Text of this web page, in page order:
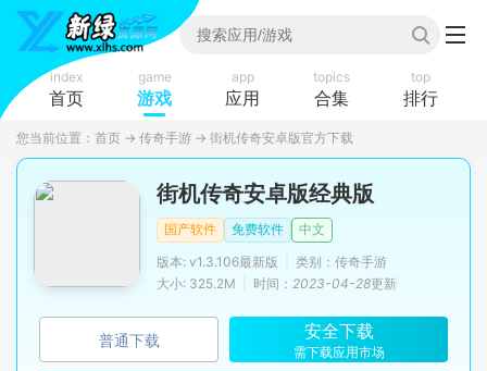
index
首页
game
游戏
app
应用
topics
合集
top
排行
您当前位置： 首页 → 传奇手游 → 街机传奇安卓版官方下载
街机传奇安卓版经典版
国产软件 免费软件
中文
版本: v1.3.106最新版
类别：传奇手游
大小: 325.2M
时间： 2023-04-28更新
普通下载 安全下载
需下载应用市场